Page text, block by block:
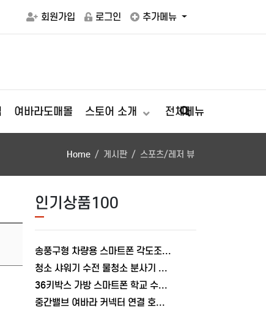
회원가입 로그인 추가메뉴
여바라도매몰 스토어 소개 전체메뉴
Home 게시판 스포츠/레저 뷰
인기상품100
송풍구형 차량용 스마트폰 각도조절 충전거치대 폴드거치대 여바라
청소 샤워기 수전 물청소 분사기 베란다 미니건 욕실 변기 세트 여바라
36키박스 가방 스마트폰 학교 수거함 보관함 케이스 휴대폰 학원 여바라
중간밸브 여바라 커넥터 연결 호스 배관 물호스 원터치 부속 잠금 어댑터